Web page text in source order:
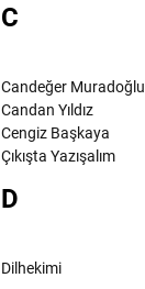
C
Candeğer Muradoğlu
Candan Yıldız
Cengiz Başkaya
Çıkışta Yazışalım
D
Dilhekimi